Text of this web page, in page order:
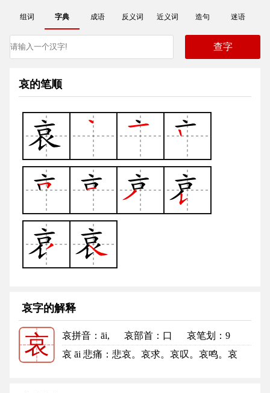
组词 字典 成语 反义词 近义词 造句 迷语
哀的笔顺
哀字的解释
哀 哀拼音 ：āi, 哀部首 ：口
哀笔划：9
哀的笔顺
哀 āi 悲痛：悲哀。哀求。哀叹。哀鸣。哀